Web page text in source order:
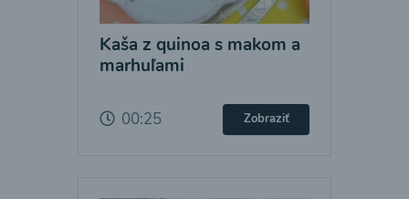
Kaša z quinoa s makom a
marhuľami
00:25 Zobraziť